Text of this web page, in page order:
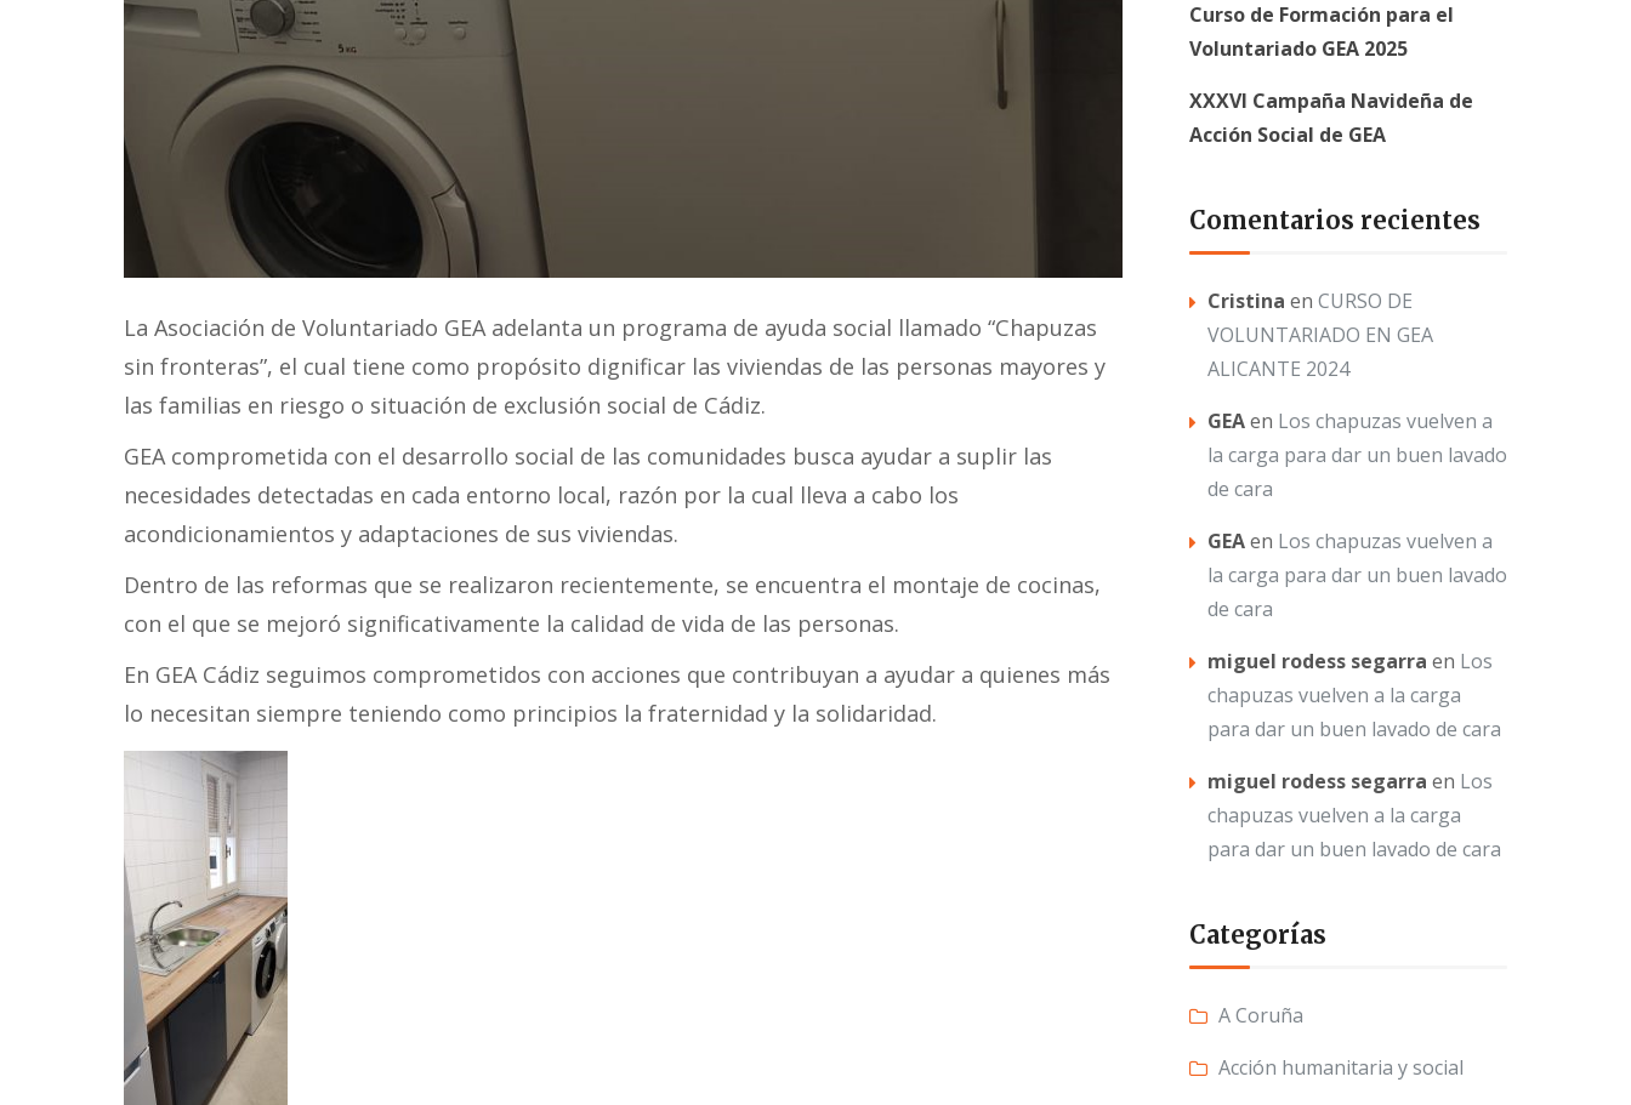
La Asociación de Voluntariado GEA adelanta un programa de ayuda social llamado “Chapuzas
sin fronteras”, el cual tiene como propósito dignificar las viviendas de las personas mayores y
las familias en riesgo o situación de exclusión social de Cádiz.
GEA comprometida con el desarrollo social de las comunidades busca ayudar a suplir las
necesidades detectadas en cada entorno local, razón por la cual lleva a cabo los
acondicionamientos y adaptaciones de sus viviendas.
Dentro de las reformas que se realizaron recientemente, se encuentra el montaje de cocinas,
con el que se mejoró significativamente la calidad de vida de las personas.
En GEA Cádiz seguimos comprometidos con acciones que contribuyan a ayudar a quienes más
lo necesitan siempre teniendo como principios la fraternidad y la solidaridad.
Curso de Formación para el
Voluntariado GEA 2025
XXXVI Campaña Navideña de
Acción Social de GEA
Comentarios recientes
Cristina en CURSO DE
VOLUNTARIADO EN GEA
ALICANTE 2024
GEAen Los chapuzas vuelven a
la carga para dar un buen lavado
de cara
GEAen Los chapuzas vuelven a
la carga para dar un buen lavado
de cara
miguel rodess segarra en Los
chapuzas vuelven a la carga
para dar un buen lavado de cara
miguel rodess segarra en Los
chapuzas vuelven a la carga
para dar un buen lavado de cara
Categorías
A Coruña
Acción humanitaria y social